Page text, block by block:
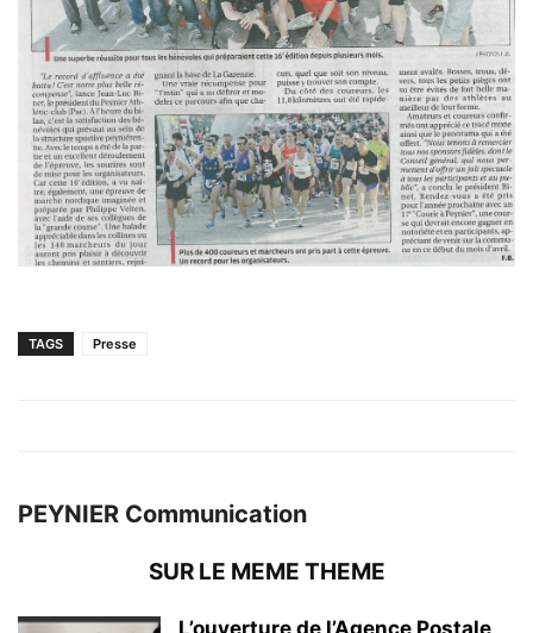
TAGS Presse
PEYNIER Communication
SUR LE MEME THEME